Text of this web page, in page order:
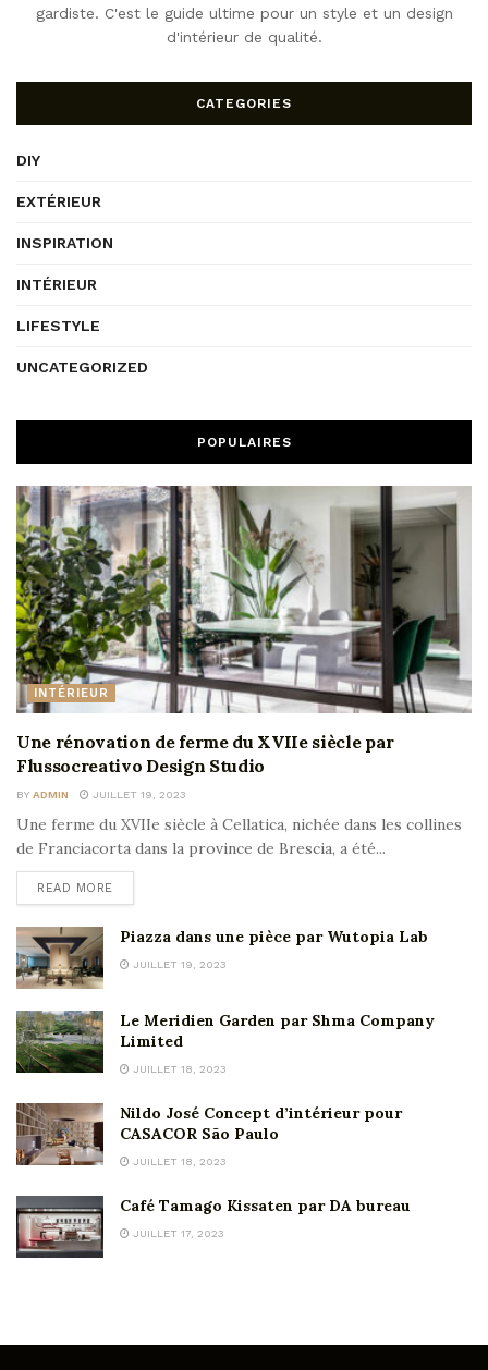
gardiste. C'est le guide ultime pour un style et un design
d'intérieur de qualité.
CATEGORIES
DIY
EXTÉRIEUR
INSPIRATION
INTÉRIEUR
LIFESTYLE
UNCATEGORIZED
POPULAIRES
INTÉRIEUR
Une rénovation de ferme du XVIIe siècle par
Flussocreativo Design Studio
BY ADMIN JUILLET 19, 2023
Une ferme du XVIIe siècle à Cellatica, nichée dans les collines
de Franciacorta dans la province de Brescia, a été...
READ MORE
Piazza dans une pièce par Wutopia Lab
JUILLET 19, 2023
Le Meridien Garden par Shma Company
Limited
JUILLET 18, 2023
Nildo José Concept d’intérieur pour
CASACOR São Paulo
JUILLET 18, 2023
Café Tamago Kissaten par DA bureau
JUILLET 17, 2023